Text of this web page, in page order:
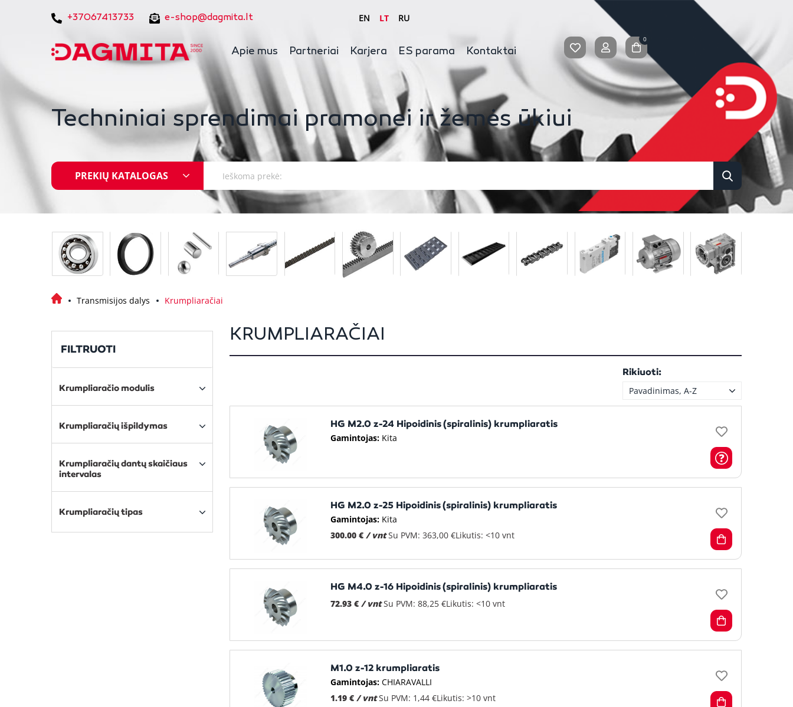
+37067413733 e-shop@dagmita.lt EN LT RU
Apie mus Partneriai Karjera ES parama Kontaktai
0
Techniniai sprendimai pramonei ir žemės ūkiui
PREKIŲ KATALOGAS
Transmisijos dalys Krumpliaračiai
FILTRUOTI
Krumpliaračio modulis
Krumpliaračių išpildymas
Krumpliaračių dantų skaičiaus
intervalas
Krumpliaračių tipas
KRUMPLIARAČIAI
Rikiuoti:
Pavadinimas, A-Z
HG M2.0 z-24 Hipoidinis (spiralinis) krumpliaratis
Gamintojas: Kita
HG M2.0 z-25 Hipoidinis (spiralinis) krumpliaratis
Gamintojas: Kita
300.00 € / vnt Su PVM: 363,00 €Likutis: <10 vnt
HG M4.0 z-16 Hipoidinis (spiralinis) krumpliaratis
72.93 € / vnt Su PVM: 88,25 €Likutis: <10 vnt
M1.0 z-12 krumpliaratis
Gamintojas: CHIARAVALLI
1.19 € / vnt Su PVM: 1,44 €Likutis: >10 vnt